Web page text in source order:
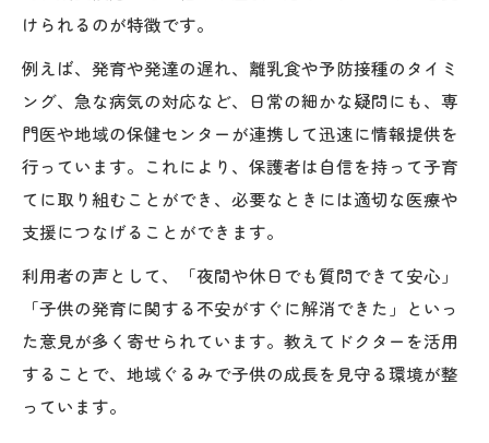
けられるのが特徴です。
例えば、発育や発達の遅れ、離乳食や予防接種のタイミ
ング、急な病気の対応など、日常の細かな疑問にも、専
門医や地域の保健センターが連携して迅速に情報提供を
行っています。これにより、保護者は自信を持って子育
てに取り組むことができ、必要なときには適切な医療や
支援につなげることができます。
利用者の声として、「夜間や休日でも質問できて安心」
「子供の発育に関する不安がすぐに解消できた」といっ
た意見が多く寄せられています。教えてドクターを活用
することで、地域ぐるみで子供の成長を見守る環境が整
っています。